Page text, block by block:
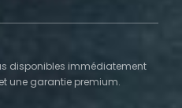
disponibles immédiatement
une garantie premium.